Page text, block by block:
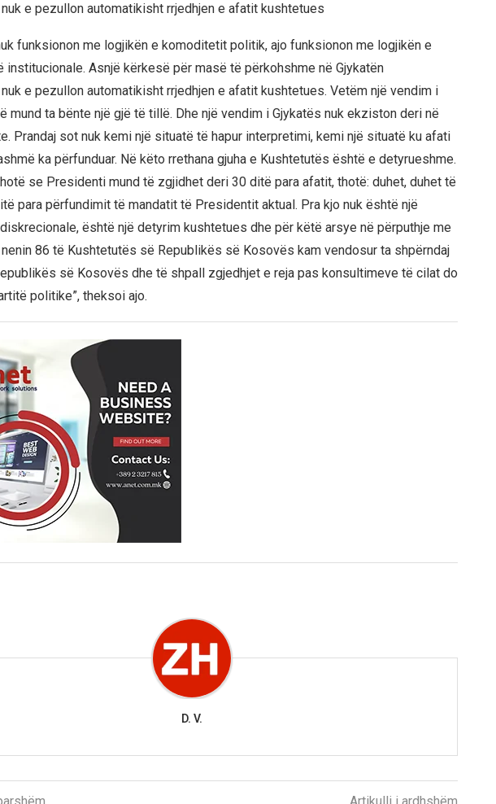
e pezullon automatikisht rrjedhjen e afatit kushtetues
funksionon me logjikën e komoditetit politik, ajo funksionon me logjikën e
institucionale. Asnjë kërkesë për masë të përkohshme në Gjykatën
e pezullon automatikisht rrjedhjen e afatit kushtetues. Vetëm një vendim i
mund ta bënte një gjë të tillë. Dhe një vendim i Gjykatës nuk ekziston deri në
Prandaj sot nuk kemi një situatë të hapur interpretimi, kemi një situatë ku afati
ka përfunduar. Në këto rrethana gjuha e Kushtetutës është e detyrueshme.
se Presidenti mund të zgjidhet deri 30 ditë para afatit, thotë: duhet, duhet të
para përfundimit të mandatit të Presidentit aktual. Pra kjo nuk është një
është një detyrim kushtetues dhe për këtë arsye në përputhje me
86 të Kushtetutës së Republikës së Kosovës kam vendosur ta shpërndaj
së Kosovës dhe të shpall zgjedhjet e reja pas konsultimeve të cilat do
politike”, theksoi ajo.
D. V.